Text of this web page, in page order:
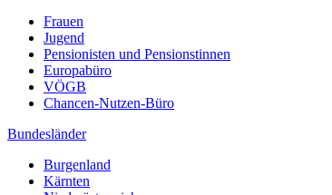
Frauen
Jugend
Pensionisten und Pensionstinnen
Europabüro
VÖGB
Chancen-Nutzen-Büro
Bundesländer
Burgenland
Kärnten